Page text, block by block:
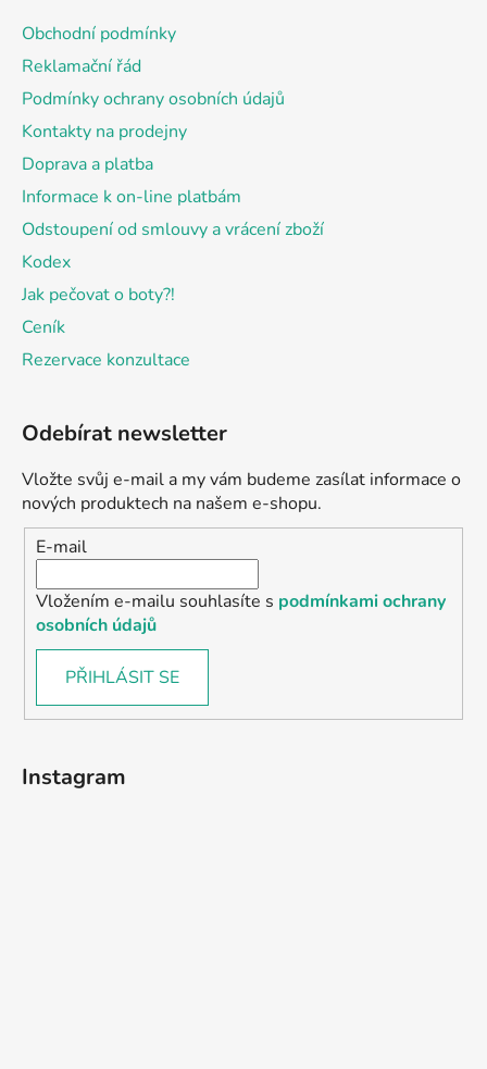
Obchodní podmínky
Reklamační řád
Podmínky ochrany osobních údajů
Kontakty na prodejny
Doprava a platba
Informace k on-line platbám
Odstoupení od smlouvy a vrácení zboží
Kodex
Jak pečovat o boty?!
Ceník
Rezervace konzultace
Odebírat newsletter
Vložte svůj e-mail a my vám budeme zasílat informace o
nových produktech na našem e-shopu.
E-mail
Vložením e-mailu souhlasíte s podmínkami ochrany
osobních údajů
PŘIHLÁSIT SE
Instagram